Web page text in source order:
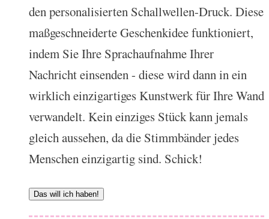
den personalisierten Schallwellen-Druck. Diese
maßgeschneiderte Geschenkidee funktioniert,
indem Sie Ihre Sprachaufnahme Ihrer
Nachricht einsenden - diese wird dann in ein
wirklich einzigartiges Kunstwerk für Ihre Wand
verwandelt. Kein einziges Stück kann jemals
gleich aussehen, da die Stimmbänder jedes
Menschen einzigartig sind. Schick!
Das will ich haben!